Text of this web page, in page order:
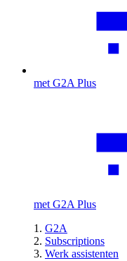
met G2A Plus
met G2A Plus
G2A
Subscriptions
Werk assistenten